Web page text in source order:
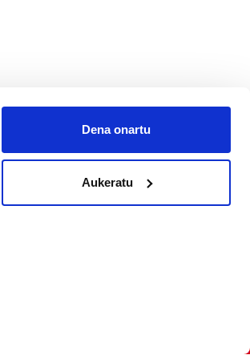
Dena onartu
Aukeratu